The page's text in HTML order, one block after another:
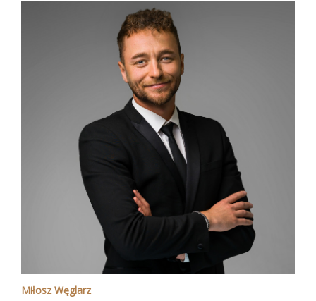
Miłosz Węglarz